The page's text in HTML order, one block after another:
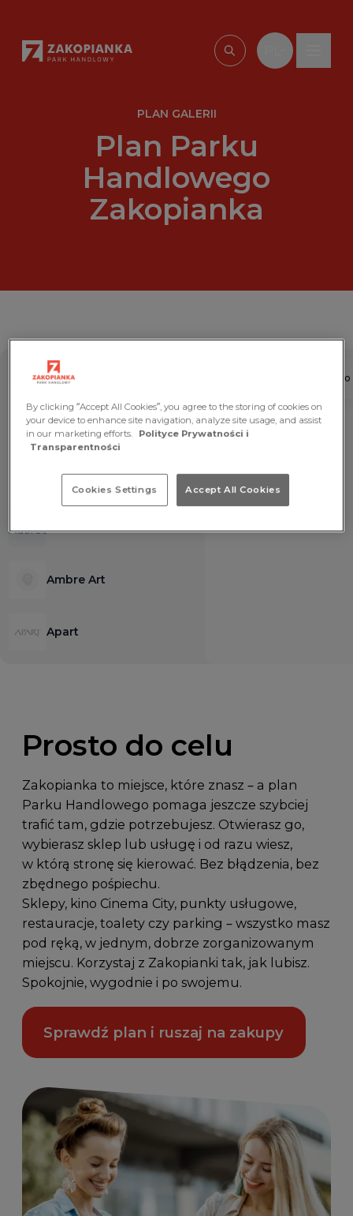
Wpisz, czego
PLAN GALERII
Plan Parku
Handlowego
Zakopianka
Prosto do celu
Zakopianka to miejsce, które znasz – a plan
Parku Handlowego pomaga jeszcze szybciej
trafić tam, gdzie potrzebujesz. Otwierasz go,
wybierasz sklep lub usługę i od razu wiesz,
w którą stronę się kierować. Bez błądzenia, bez
zbędnego pośpiechu.
Sklepy, kino Cinema City, punkty usługowe,
restauracje, toalety czy parking – wszystko masz
pod ręką, w jednym, dobrze zorganizowanym
miejscu. Korzystaj z Zakopianki tak, jak lubisz.
Spokojnie, wygodnie i po swojemu.
Sprawdź plan i ruszaj na zakupy
By clicking “Accept All Cookies”, you agree to the storing of cookies on
your device to enhance site navigation, analyze site usage, and assist
in our marketing efforts.
Polityce Prywatności i
Transparentności
Cookies Settings Accept All Cookies